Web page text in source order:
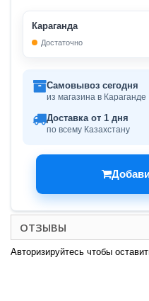
Караганда
Достаточно
Самовывоз сегодня
из магазина в Караганде
Доставка от 1 дня
по всему Казахстану
ОТЗЫВЫ
Авторизируйтесь чтобы